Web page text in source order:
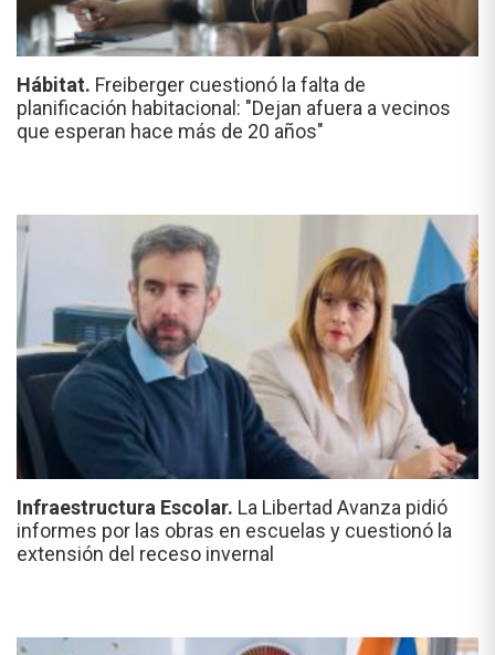
Hábitat. Freiberger cuestionó la falta de
planificación habitacional: "Dejan afuera a vecinos
que esperan hace más de 20 años"
Infraestructura Escolar. La Libertad Avanza pidió
informes por las obras en escuelas y cuestionó la
extensión del receso invernal